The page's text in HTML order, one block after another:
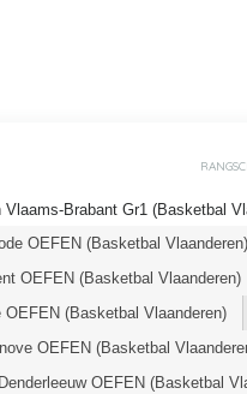
Vlaams-Brabant Gr1 (Basketbal
OEFEN (Basketbal Vlaanderen)
OEFEN (Basketbal Vlaanderen)
OEFEN (Basketbal Vlaanderen)
OEFEN (Basketbal
OEFEN (Basketbal